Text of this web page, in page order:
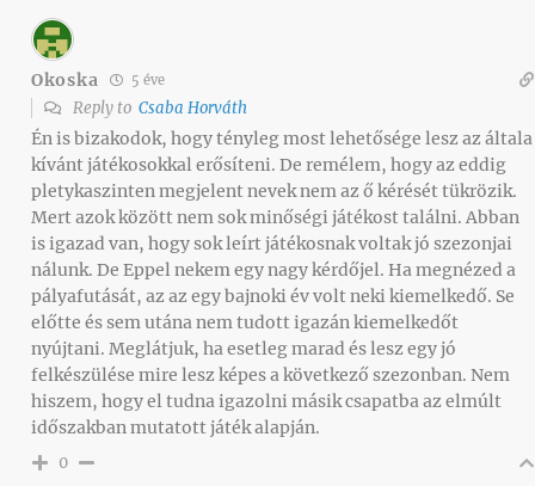
Okoska 5 éve
Reply to Csaba Horváth
Én is bizakodok, hogy tényleg most lehetősége lesz az általa
kívánt játékosokkal erősíteni. De remélem, hogy az eddig
pletykaszinten megjelent nevek nem az ő kérését tükrözik.
Mert azok között nem sok minőségi játékost találni. Abban
is igazad van, hogy sok leírt játékosnak voltak jó szezonjai
nálunk. De Eppel nekem egy nagy kérdőjel. Ha megnézed a
pályafutását, az az egy bajnoki év volt neki kiemelkedő. Se
előtte és sem utána nem tudott igazán kiemelkedőt
nyújtani. Meglátjuk, ha esetleg marad és lesz egy jó
felkészülése mire lesz képes a következő szezonban. Nem
hiszem, hogy el tudna igazolni másik csapatba az elmúlt
időszakban mutatott játék alapján.
0